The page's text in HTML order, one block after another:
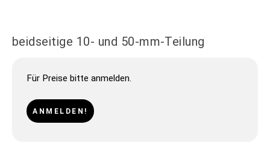
beidseitige 10- und 50-mm-Teilung
Für Preise bitte anmelden.
ANMELDEN!